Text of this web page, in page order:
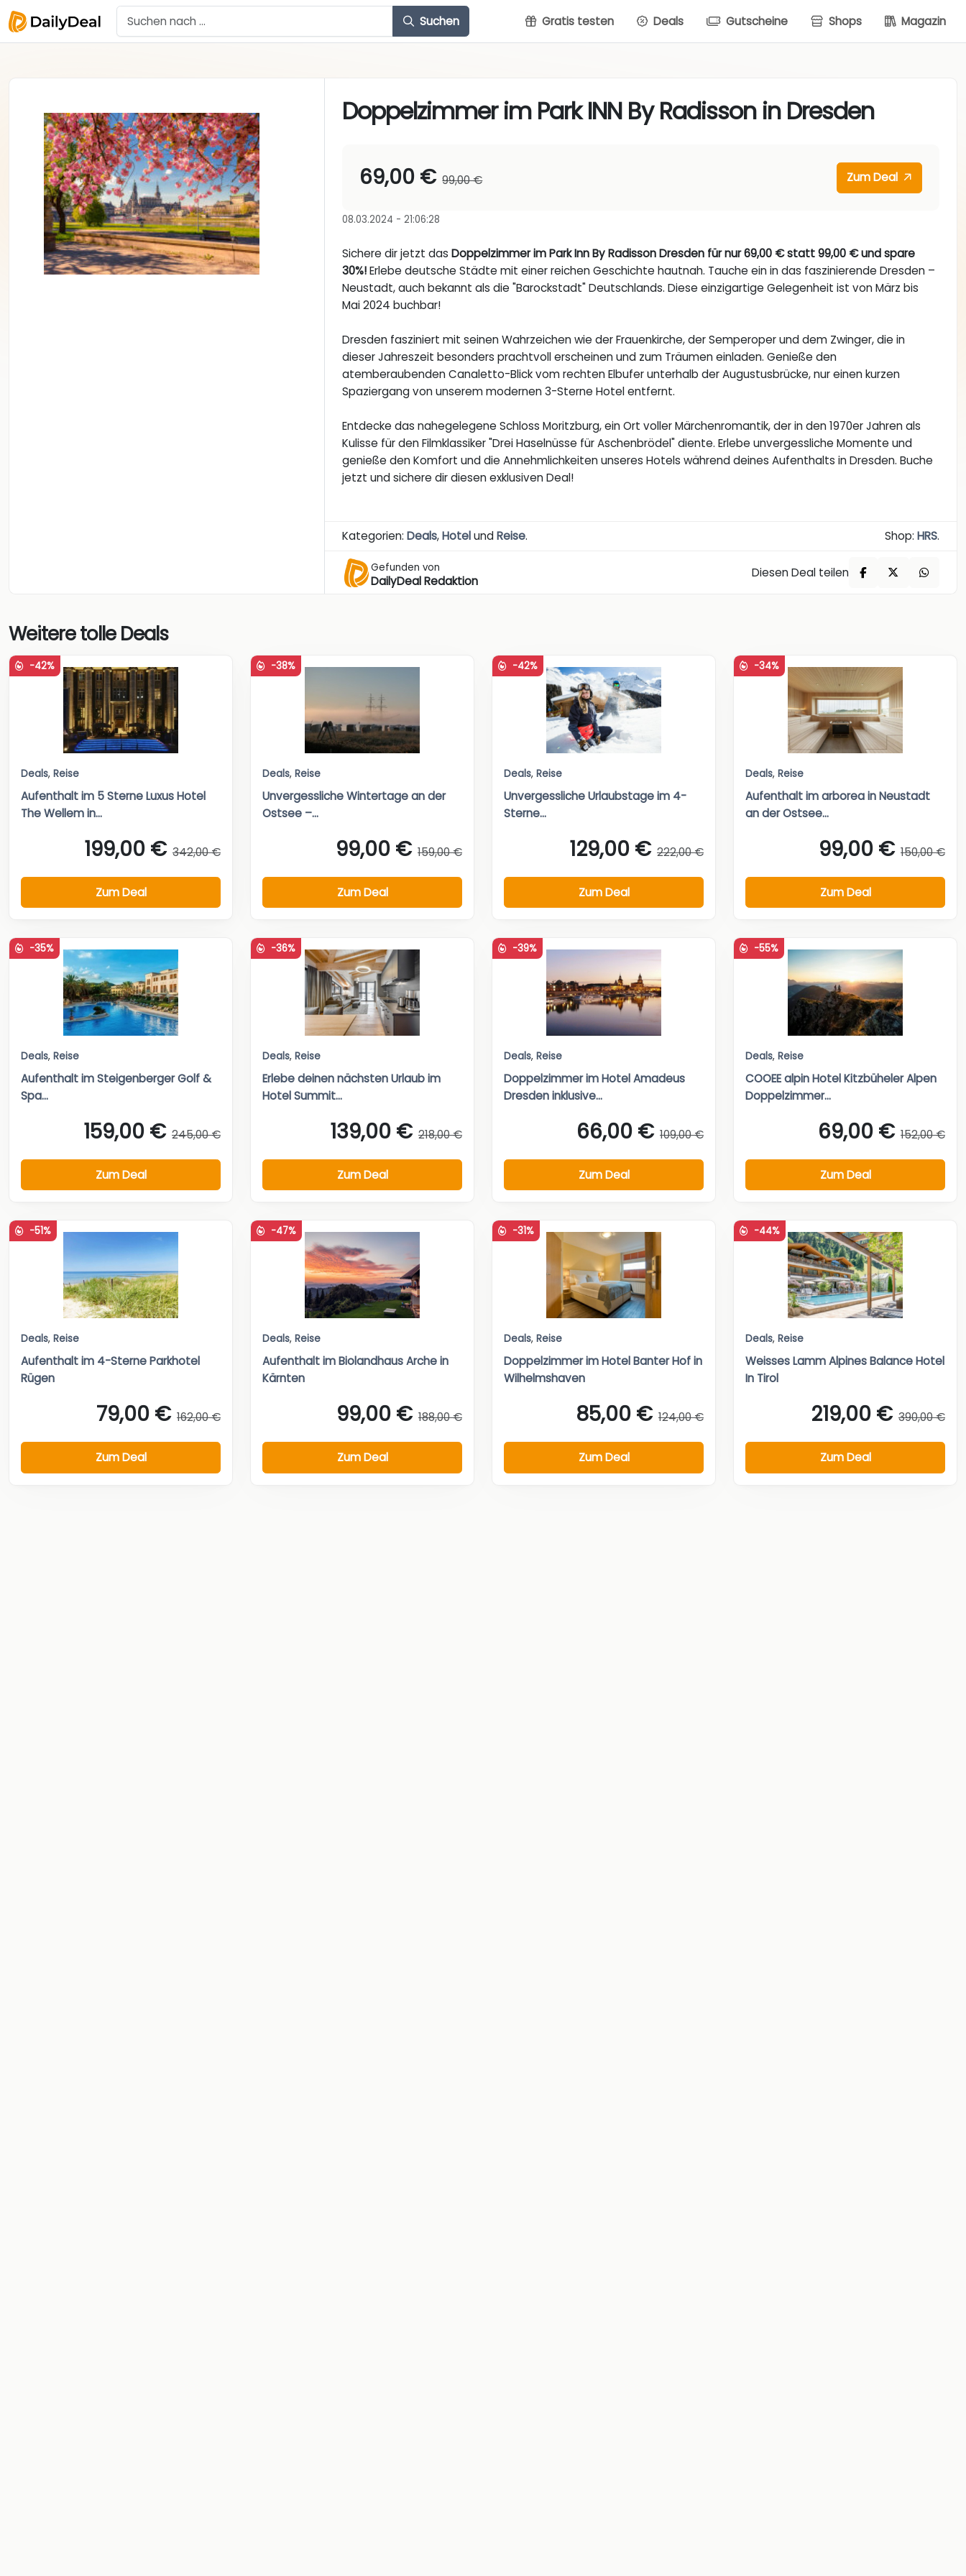
Suchen Gratis testen Deals Gutscheine Shops Magazin
Doppelzimmer im Park INN By Radisson in Dresden
69,00 € 99,00 € Zum Deal
08.03.2024 - 21:06:28
Sichere dir jetzt das Doppelzimmer im Park Inn By Radisson Dresden für nur 69,00 € statt 99,00 € und spare
30%!Erlebe deutsche Städte mit einer reichen Geschichte hautnah. Tauche ein in das faszinierende Dresden –
Neustadt, auch bekannt als die "Barockstadt" Deutschlands. Diese einzigartige Gelegenheit ist von März bis
Mai 2024 buchbar!
Dresden fasziniert mit seinen Wahrzeichen wie der Frauenkirche, der Semperoper und dem Zwinger, die in
dieser Jahreszeit besonders prachtvoll erscheinen und zum Träumen einladen. Genieße den
atemberaubenden Canaletto-Blick vom rechten Elbufer unterhalb der Augustusbrücke, nur einen kurzen
Spaziergang von unserem modernen 3-Sterne Hotel entfernt.
Entdecke das nahegelegene Schloss Moritzburg, ein Ort voller Märchenromantik, der in den 1970er Jahren als
Kulisse für den Filmklassiker "Drei Haselnüsse für Aschenbrödel" diente. Erlebe unvergessliche Momente und
genieße den Komfort und die Annehmlichkeiten unseres Hotels während deines Aufenthalts in Dresden. Buche
jetzt und sichere dir diesen exklusiven Deal!
Kategorien:Deals,HotelundReise. Shop: HRS.
Gefunden von
DailyDeal Redaktion
Diesen Deal teilen
Weitere tolle Deals
-42%
Deals, Reise
Aufenthalt im 5 Sterne Luxus Hotel
The Wellem in...
199,00 € 342,00 €
Zum Deal
-38%
Deals, Reise
Unvergessliche Wintertage an der
Ostsee –...
99,00 € 159,00 €
Zum Deal
-42%
Deals, Reise
Unvergessliche Urlaubstage im 4-
Sterne...
129,00 € 222,00 €
Zum Deal
-34%
Deals, Reise
Aufenthalt im arborea in Neustadt
an der Ostsee...
99,00 € 150,00 €
Zum Deal
-35%
Deals, Reise
Aufenthalt im Steigenberger Golf &
Spa...
159,00 € 245,00 €
Zum Deal
-36%
Deals, Reise
Erlebe deinen nächsten Urlaub im
Hotel Summit...
139,00 € 218,00 €
Zum Deal
-39%
Deals, Reise
Doppelzimmer im Hotel Amadeus
Dresden inklusive...
66,00 € 109,00 €
Zum Deal
-55%
Deals, Reise
COOEE alpin Hotel Kitzbüheler Alpen
Doppelzimmer...
69,00 € 152,00 €
Zum Deal
-51%
Deals, Reise
Aufenthalt im 4-Sterne Parkhotel
Rügen
79,00 € 162,00 €
Zum Deal
-47%
Deals, Reise
Aufenthalt im Biolandhaus Arche in
Kärnten
99,00 € 188,00 €
Zum Deal
-31%
Deals, Reise
Doppelzimmer im Hotel Banter Hof in
Wilhelmshaven
85,00 € 124,00 €
Zum Deal
-44%
Deals, Reise
Weisses Lamm Alpines Balance Hotel
In Tirol
219,00 € 390,00 €
Zum Deal